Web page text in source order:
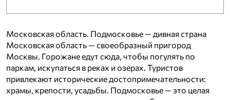
Московская область. Подмосковье — дивная страна
Московская область — своеобразный пригород
Москвы. Горожане едут сюда, чтобы погулять по
паркам, искупаться в реках и озерах. Туристов
привлекают исторические достопримечательности:
храмы, крепости, усадьбы. Подмосковье — это целая